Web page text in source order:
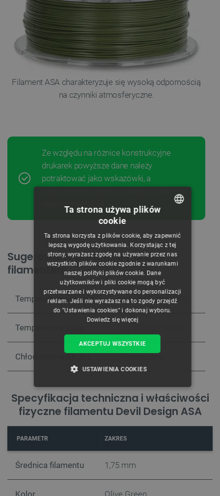
Filament ASA charakteryzuje się wysoką odpornością
na czynniki atmosferyczne.
Ze względu na różnice konstrukcyjne
drukarek powyższe dane należy
potraktować jako wskazówki, a
Sugerowane parametry druku
filamentem
Temperatura głowicy Od 230°C do 240°C
Temperatura stołu
Chłodzenie wydruku Niezalecane
Specyfikacja techniczna i właściwości
fizyczne filamentu Devil Design ASA
PARAMETR ZAKRES
Średnica filamentu 1,75 mm
Kolor Olive Green
CZECH
ENGLISH
GERMAN
Ta strona używa plików
cookie
Ta strona korzysta z plików cookie, aby zapewnić
lepszą wygodę użytkowania. Korzystając z tej
strony, wyrażasz zgodę na używanie przez nas
wszystkich plików cookie zgodnie z warunkami
naszej polityki plików cookie. Dane
użytkowników i pliki cookie mogą być
przetwarzane i wykorzystywane do personalizacji
reklam. Jeśli nie wyrażasz na to zgody przejdź
do "Ustawienia cookies" i dokonaj wyboru.
Dowiedz się więcej
AKCEPTUJ WSZYSTKIE
USTAWIENIA COOKIES
TARGETOWANIE
FUNKCJONALNOŚĆ